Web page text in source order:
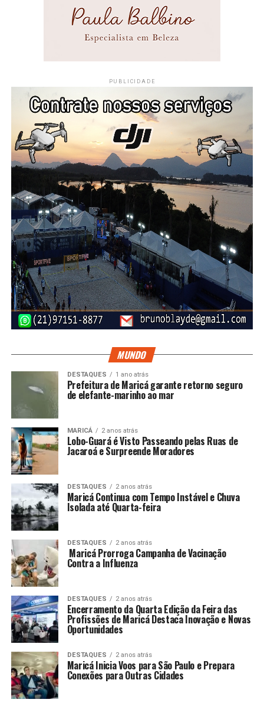
PUBLICIDADE
MUNDO
DESTAQUES 1 ano atrás
Prefeitura de Maricá garante retorno seguro
de elefante-marinho ao mar
MARICÁ 2 anos atrás
Lobo-Guará é Visto Passeando pelas Ruas de
Jacaroá e Surpreende Moradores
DESTAQUES 2 anos atrás
Maricá Continua com Tempo Instável e Chuva
Isolada até Quarta-feira
DESTAQUES 2 anos atrás
Maricá Prorroga Campanha de Vacinação
Contra a Influenza
DESTAQUES 2 anos atrás
Encerramento da Quarta Edição da Feira das
Profissões de Maricá Destaca Inovação e Novas
Oportunidades
DESTAQUES 2 anos atrás
Maricá Inicia Voos para São Paulo e Prepara
Conexões para Outras Cidades